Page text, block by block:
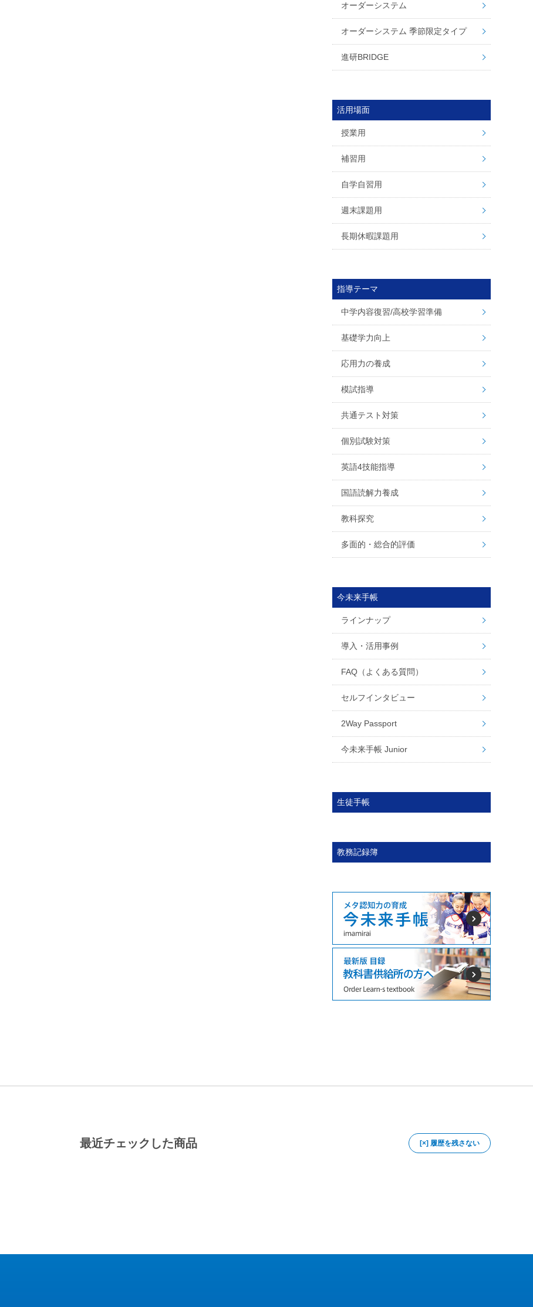
オーダーシステム
オーダーシステム 季節限定タイプ
進研BRIDGE
活用場面
授業用
補習用
自学自習用
週末課題用
長期休暇課題用
指導テーマ
中学内容復習/高校学習準備
基礎学力向上
応用力の養成
模試指導
共通テスト対策
個別試験対策
英語4技能指導
国語読解力養成
教科探究
多面的・総合的評価
今未来手帳
ラインナップ
導入・活用事例
FAQ（よくある質問）
セルフインタビュー
2Way Passport
今未来手帳 Junior
生徒手帳
教務記録簿
最近チェックした商品 [×] 履歴を残さない